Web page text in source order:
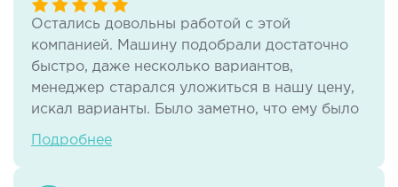
приемлемо!!! Работают круглосуточно!
Остались довольны работой с этой
компанией. Машину подобрали достаточно
быстро, даже несколько вариантов,
менеджер старался уложиться в нашу цену,
искал варианты. Было заметно, что ему было
важно, чтобы всё прошло отлично, чтобы
Подробнее